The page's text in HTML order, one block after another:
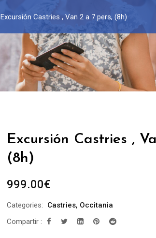
Excursión Castries , Van 2 a 7 pers, (8h)
Excursión Castries ,
(8h)
999.00€
Categories: Castries, Occitania
Compartir :